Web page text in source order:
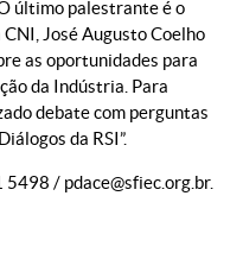
último palestrante é o
José Augusto Coelho
as oportunidades para
da Indústria. Para
debate com perguntas
da RSI”.
/ pdace@sfiec.org.br.